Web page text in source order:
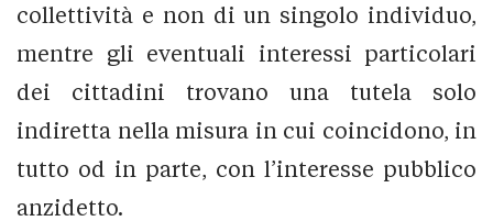
collettività e non di un singolo individuo,
mentre gli eventuali interessi particolari
dei cittadini trovano una tutela solo
indiretta nella misura in cui coincidono, in
tutto od in parte, con l’interesse pubblico
anzidetto.